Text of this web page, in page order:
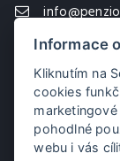
Informace
Kliknutím na
cookies
pohodlné
webu i vás